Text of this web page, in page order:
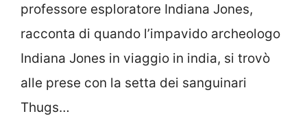
professore esploratore Indiana Jones,
racconta di quando l’impavido archeologo
Indiana Jones in viaggio in india, si trovò
alle prese con la setta dei sanguinari
Thugs…